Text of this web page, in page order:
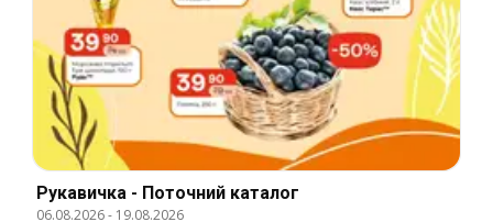
Рукавичка - Поточний каталог
06.08.2026- 19.08.2026